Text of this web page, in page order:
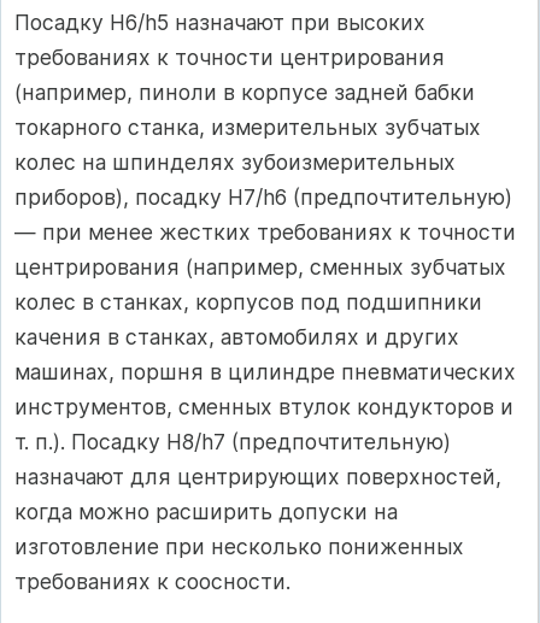
Посадку Н6/h5 назначают при высоких
требованиях к точности центрирования
(например, пиноли в корпусе задней бабки
токарного станка, измерительных зубчатых
колес на шпинделях зубоизмерительных
приборов), посадку Н7/h6 (предпочтительную)
— при менее жестких требованиях к точности
центрирования (например, сменных зубчатых
колес в станках, корпусов под подшипники
качения в станках, автомобилях и других
машинах, поршня в цилиндре пневматических
инструментов, сменных втулок кондукторов и
т. п.). Посадку Н8/h7 (предпочтительную)
назначают для центрирующих поверхностей,
когда можно расширить допуски на
изготовление при несколько пониженных
требованиях к соосности.